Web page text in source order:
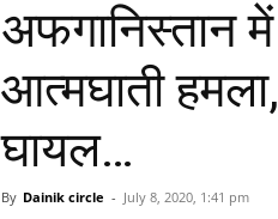
अफगानिस्तान
आत्मघाती
घायल…
By Dainik circle - July 8, 2020, 1:41 pm